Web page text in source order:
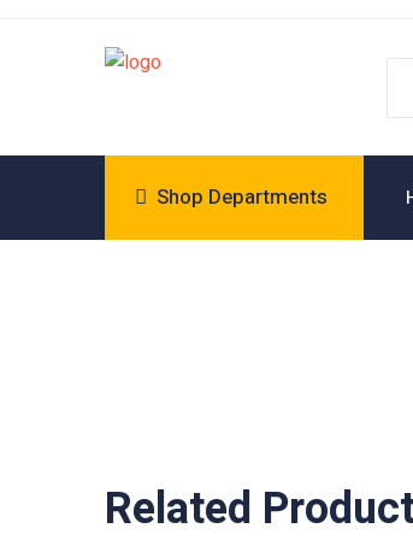
Shop Departments
Related